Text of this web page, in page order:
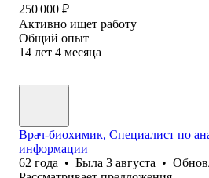
250 000 ₽
Активно ищет работу
Общий опыт
14 лет 4 месяца
Врач-биохимик, Специалист по
информации
62 года • Была 3 августа •